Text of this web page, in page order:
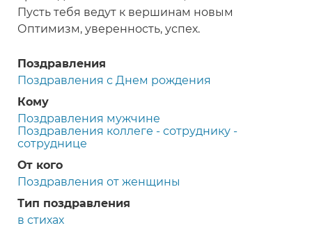
Пусть тебя ведут к вершинам новым
Оптимизм, уверенность, успех.
Поздравления
Поздравления с Днем рождения
Кому
Поздравления мужчине
Поздравления коллеге - сотруднику -
сотруднице
От кого
Поздравления от женщины
Тип поздравления
в стихах